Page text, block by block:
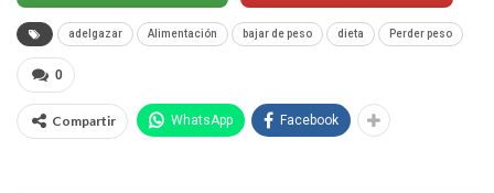
adelgazar Alimentación bajar de peso dieta Perder peso
0
Compartir WhatsApp Facebook